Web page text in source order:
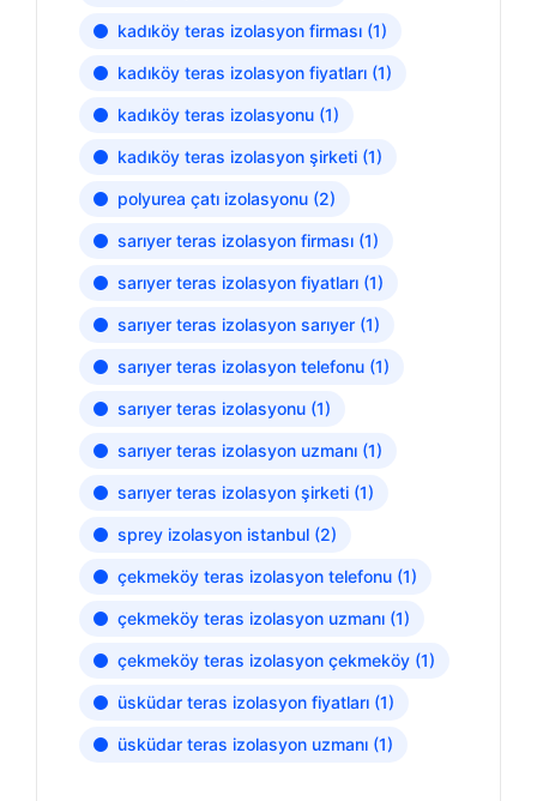
kadıköy teras izolasyon firması (1)
kadıköy teras izolasyon fiyatları (1)
kadıköy teras izolasyonu (1)
kadıköy teras izolasyon şirketi (1)
polyurea çatı izolasyonu (2)
sarıyer teras izolasyon firması (1)
sarıyer teras izolasyon fiyatları (1)
sarıyer teras izolasyon sarıyer (1)
sarıyer teras izolasyon telefonu (1)
sarıyer teras izolasyonu (1)
sarıyer teras izolasyon uzmanı (1)
sarıyer teras izolasyon şirketi (1)
sprey izolasyon istanbul (2)
çekmeköy teras izolasyon telefonu (1)
çekmeköy teras izolasyon uzmanı (1)
çekmeköy teras izolasyon çekmeköy (1)
üsküdar teras izolasyon fiyatları (1)
üsküdar teras izolasyon uzmanı (1)